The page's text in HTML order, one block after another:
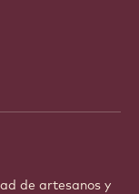
de artesanos y